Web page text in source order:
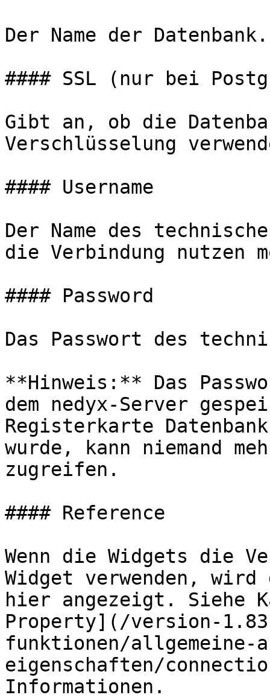
Der Name der Datenbank.
#### SSL (nur bei
Gibt an, ob die
Verschlüsselung
#### Username
Der Name des
die Verbindung nutzen
#### Password
Das Passwort des
**Hinweis:** Das
dem nedyx-Server
Registerkarte
wurde, kann niemand
zugreifen.
#### Reference
Wenn die Widgets die
Widget verwenden, wird
hier angezeigt. Siehe
Property](/version-
funktionen/allgemeine-
eigenschaften/
Informationen.